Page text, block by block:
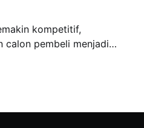
kompetitif,
calon pembeli menjadi